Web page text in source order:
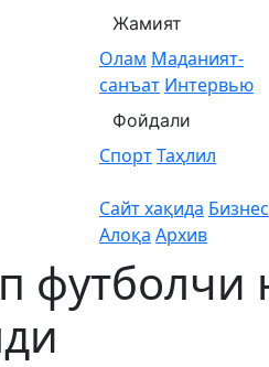
Жамият
Олам Маданият-
санъат Интервью
Фойдали
СпортТаҳлил
Сайт хақида Бизнес
Алоқа Архив
футболчи